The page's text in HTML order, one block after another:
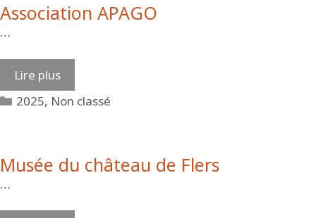
Association APAGO
…
Lire plus
Catégories
2025, Non classé
Musée du château de Flers
…